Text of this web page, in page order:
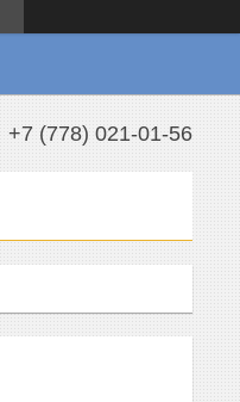
+7 (778) 021-01-56